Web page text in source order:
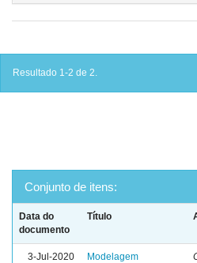
Resultado 1-2 de 2.
Conjunto de itens:
Data do
documento
Título
3-Jul-2020
Modelagem